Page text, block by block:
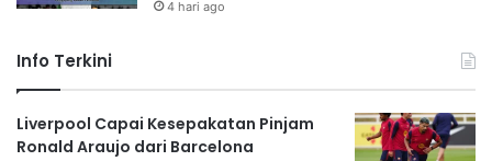
4 hari ago
Info Terkini
Liverpool Capai Kesepakatan Pinjam
Ronald Araujo dari Barcelona